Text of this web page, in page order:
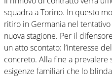
Sport indaga,
mondo dello sport per
squadra a Torino. In questo
ritiro in Germania nel
nuova stagione. Per il
un atto scontato: l’interesse del
concreto. Alla fine a prevalere
esigenze familiari che lo